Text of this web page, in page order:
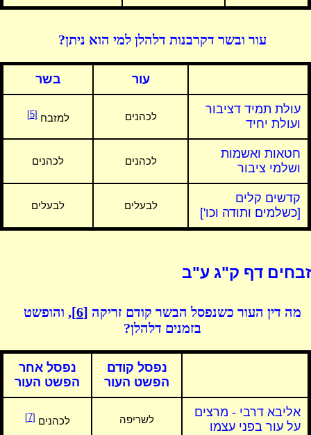
עור ובשר דקרבנות דלהלן למי הוא ניתן?
עור בשר
עולת תמיד דציבור
ועולת יחיד
לכהנים למזבח[5]
חטאות ואשמות
ושלמי ציבור
לכהנים לכהנים
קדשים קלים
[כשלמים ותודה וכו']
לבעלים לבעלים
זבחים דף ק"ג ע"ב
מה דין העור כשנפסל הבשר קודם זריקה [6]
, והופשט
בזמנים דלהלן?
נפסל קודם
הפשט העור
נפסל אחר
הפשט העור
אליבא דרבי - מרצים
על עור בפני עצמו
לשריפה לכהנים[7]